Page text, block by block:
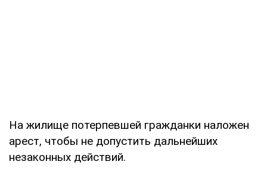
На жилище потерпевшей гражданки наложен
арест, чтобы не допустить дальнейших
незаконных действий.